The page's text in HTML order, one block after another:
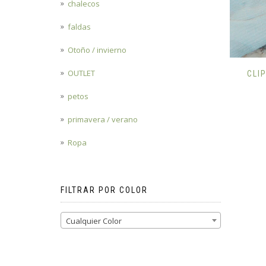
chalecos
faldas
Otoño / invierno
OUTLET
petos
primavera / verano
Ropa
FILTRAR POR COLOR
Cualquier Color